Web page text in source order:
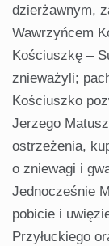
dzierżawnym,
Wawrzyńcem
Kościuszkę –
znieważyli;
Kościuszko
Jerzego
ostrzeżenia,
o zniewagi i
Jednocześnie
pobicie i
Przyłuckiego